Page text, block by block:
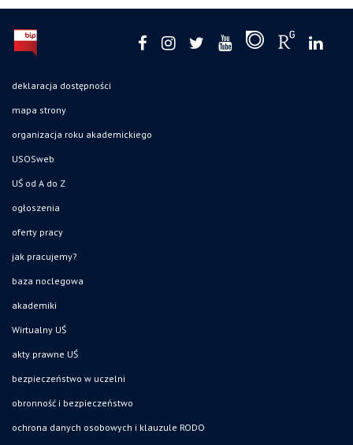
deklaracja dostępności
mapa strony
organizacja roku akademickiego
USOSweb
UŚ od A do Z
ogłoszenia
oferty pracy
jak pracujemy?
baza noclegowa
akademiki
Wirtualny UŚ
akty prawne UŚ
bezpieczeństwo w uczelni
obronność i bezpieczeństwo
ochrona danych osobowych i klauzule RODO